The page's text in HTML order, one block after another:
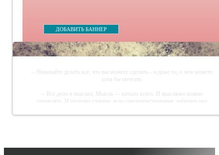
ДОБАВИТЬ БАННЕР
-- Начинайте делать все, что вы можете сделать – и даже то, о чем можете
хотя бы мечтать.
-- Все дело в мыслях. Мысль — начало всего. И мыслями можно
управлять. И поэтому главное дело совершенствования: работать над